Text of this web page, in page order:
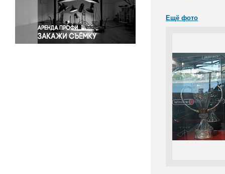
Экология
Экономика и бизнес
Ещё фото